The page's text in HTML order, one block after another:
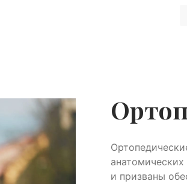
и призваны